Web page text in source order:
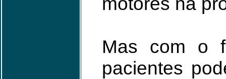
Mas com o
pacientes